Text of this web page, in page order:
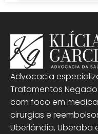
Advocacia
Tratamentos
com foco em
cirurgias e
Uberlândia, Uberaba